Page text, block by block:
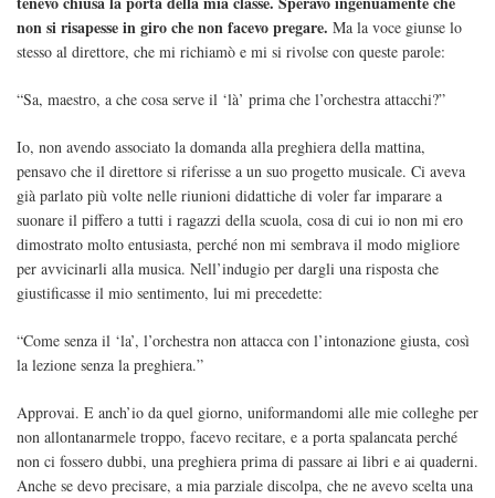
non si risapesse in giro che non facevo pregare. Ma la voce giunse lo
stesso al direttore, che mi richiamò e mi si rivolse con queste parole:
“Sa, maestro, a che cosa serve il ‘là’ prima che l’orchestra attacchi?”
Io, non avendo associato la domanda alla preghiera della mattina,
pensavo che il direttore si riferisse a un suo progetto musicale. Ci aveva
già parlato più volte nelle riunioni didattiche di voler far imparare a
suonare il piffero a tutti i ragazzi della scuola, cosa di cui io non mi ero
dimostrato molto entusiasta, perché non mi sembrava il modo migliore
per avvicinarli alla musica. Nell’indugio per dargli una risposta che
giustificasse il mio sentimento, lui mi precedette:
“Come senza il ‘la’, l’orchestra non attacca con l’intonazione giusta, così
la lezione senza la preghiera.”
Approvai. E anch’io da quel giorno, uniformandomi alle mie colleghe per
non allontanarmele troppo, facevo recitare, e a porta spalancata perché
non ci fossero dubbi, una preghiera prima di passare ai libri e ai quaderni.
Anche se devo precisare, a mia parziale discolpa, che ne avevo scelta una